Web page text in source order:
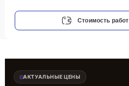
Стоимость работ
АКТУАЛЬНЫЕ ЦЕНЫ